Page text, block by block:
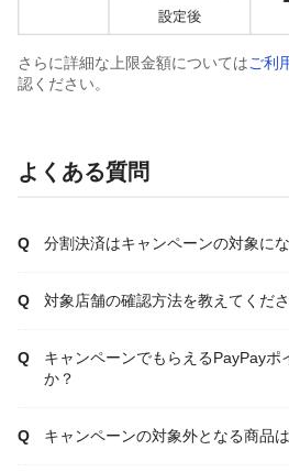
さらに詳細な上限金額についてはご利
認ください。
よくある質問
分割決済はキャンペーンの対象に
対象店舗の確認方法を教えてくださ
キャンペーンでもらえるPayPayポ
か？
キャンペーンの対象外となる商品